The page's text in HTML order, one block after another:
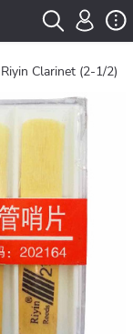
Riyin Clarinet (2-1/2)